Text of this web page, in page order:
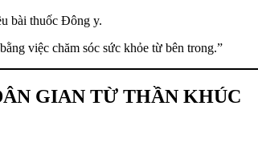
bài thuốc Đông y.
việc chăm sóc sức khỏe từ bên trong.”
GIAN TỪ THẦN KHÚC